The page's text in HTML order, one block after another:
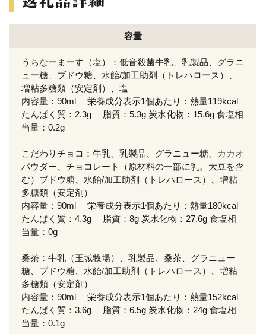
容量
うちなーまーす（塩）：低音殺菌牛乳、乳製品、グラニ
ュー糖、ブドウ糖、水飴/加工助剤（トレハロース）、
増粘多糖類（安定剤）、塩
内容量：90ml 栄養成分表示1個あたり：熱量119kcal
たんぱく質：2.3g 脂質：5.3g 炭水化物：15.6g 食塩相
当量：0.2g
こだわりチョコ：牛乳、乳製品、グラニュー糖、カカオ
パウダー、チョコレート（原材料の一部に乳。大豆を含
む）ブドウ糖、水飴/加工助剤（トレハロース）、増粘
多糖類（安定剤）
内容量：90ml 栄養成分表示1個あたり：熱量180kcal
たんぱく質：4.3g 脂質：8g 炭水化物：27.6g 食塩相
当量：0g
桑茶：牛乳（玉城牧場）、乳製品、桑茶、グラニュー
糖、ブドウ糖、水飴/加工助剤（トレハロース）、増粘
多糖類（安定剤）
内容量：90ml 栄養成分表示1個あたり：熱量152kcal
たんぱく質：3.6g 脂質：6.5g 炭水化物：24g 食塩相
当量：0.1g